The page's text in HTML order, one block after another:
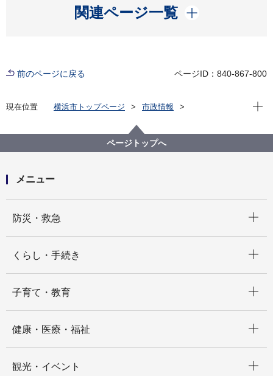
関連ページ一覧
開く
前のページに戻る ページID：840-867-800
現在位置 横浜市トップページ
市政情報
現在
ページトップへ
メニュー
防災・救急
くらし・手続き
子育て・教育
健康・医療・福祉
観光・イベント